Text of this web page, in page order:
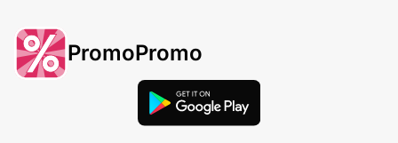
PromoPromo